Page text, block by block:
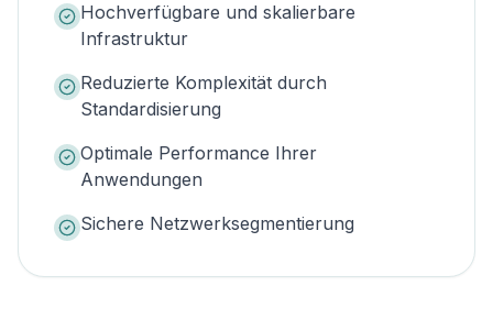
Hochverfügbare und skalierbare
Infrastruktur
Reduzierte Komplexität durch
Standardisierung
Optimale Performance Ihrer
Anwendungen
Sichere Netzwerksegmentierung